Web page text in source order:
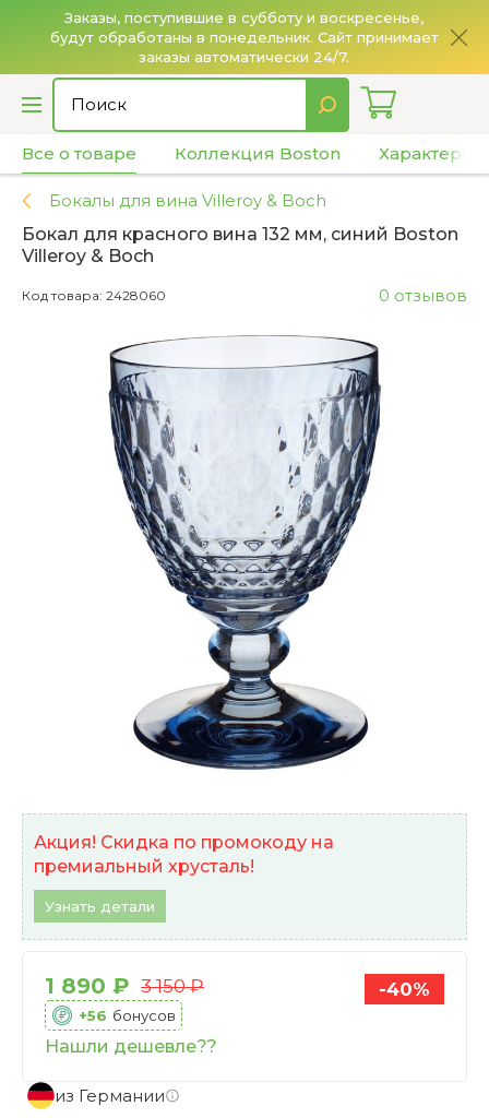
Заказы, поступившие в субботу и воскресенье,
будут обработаны в понедельник. Сайт принимает
заказы автоматически 24/7.
Все о товаре Коллекция Boston
Бокалы для вина Villeroy & Boch
Бокал для красного вина 132 мм, синий Boston
Villeroy & Boch
0 отзывов
Код товара: 2428060
Акция! Скидка по промокоду на
премиальный хрусталь!
Узнать детали
1 890 ₽ 3 150 ₽ -40%
+56 бонусов
Нашли дешевле??
из Германии